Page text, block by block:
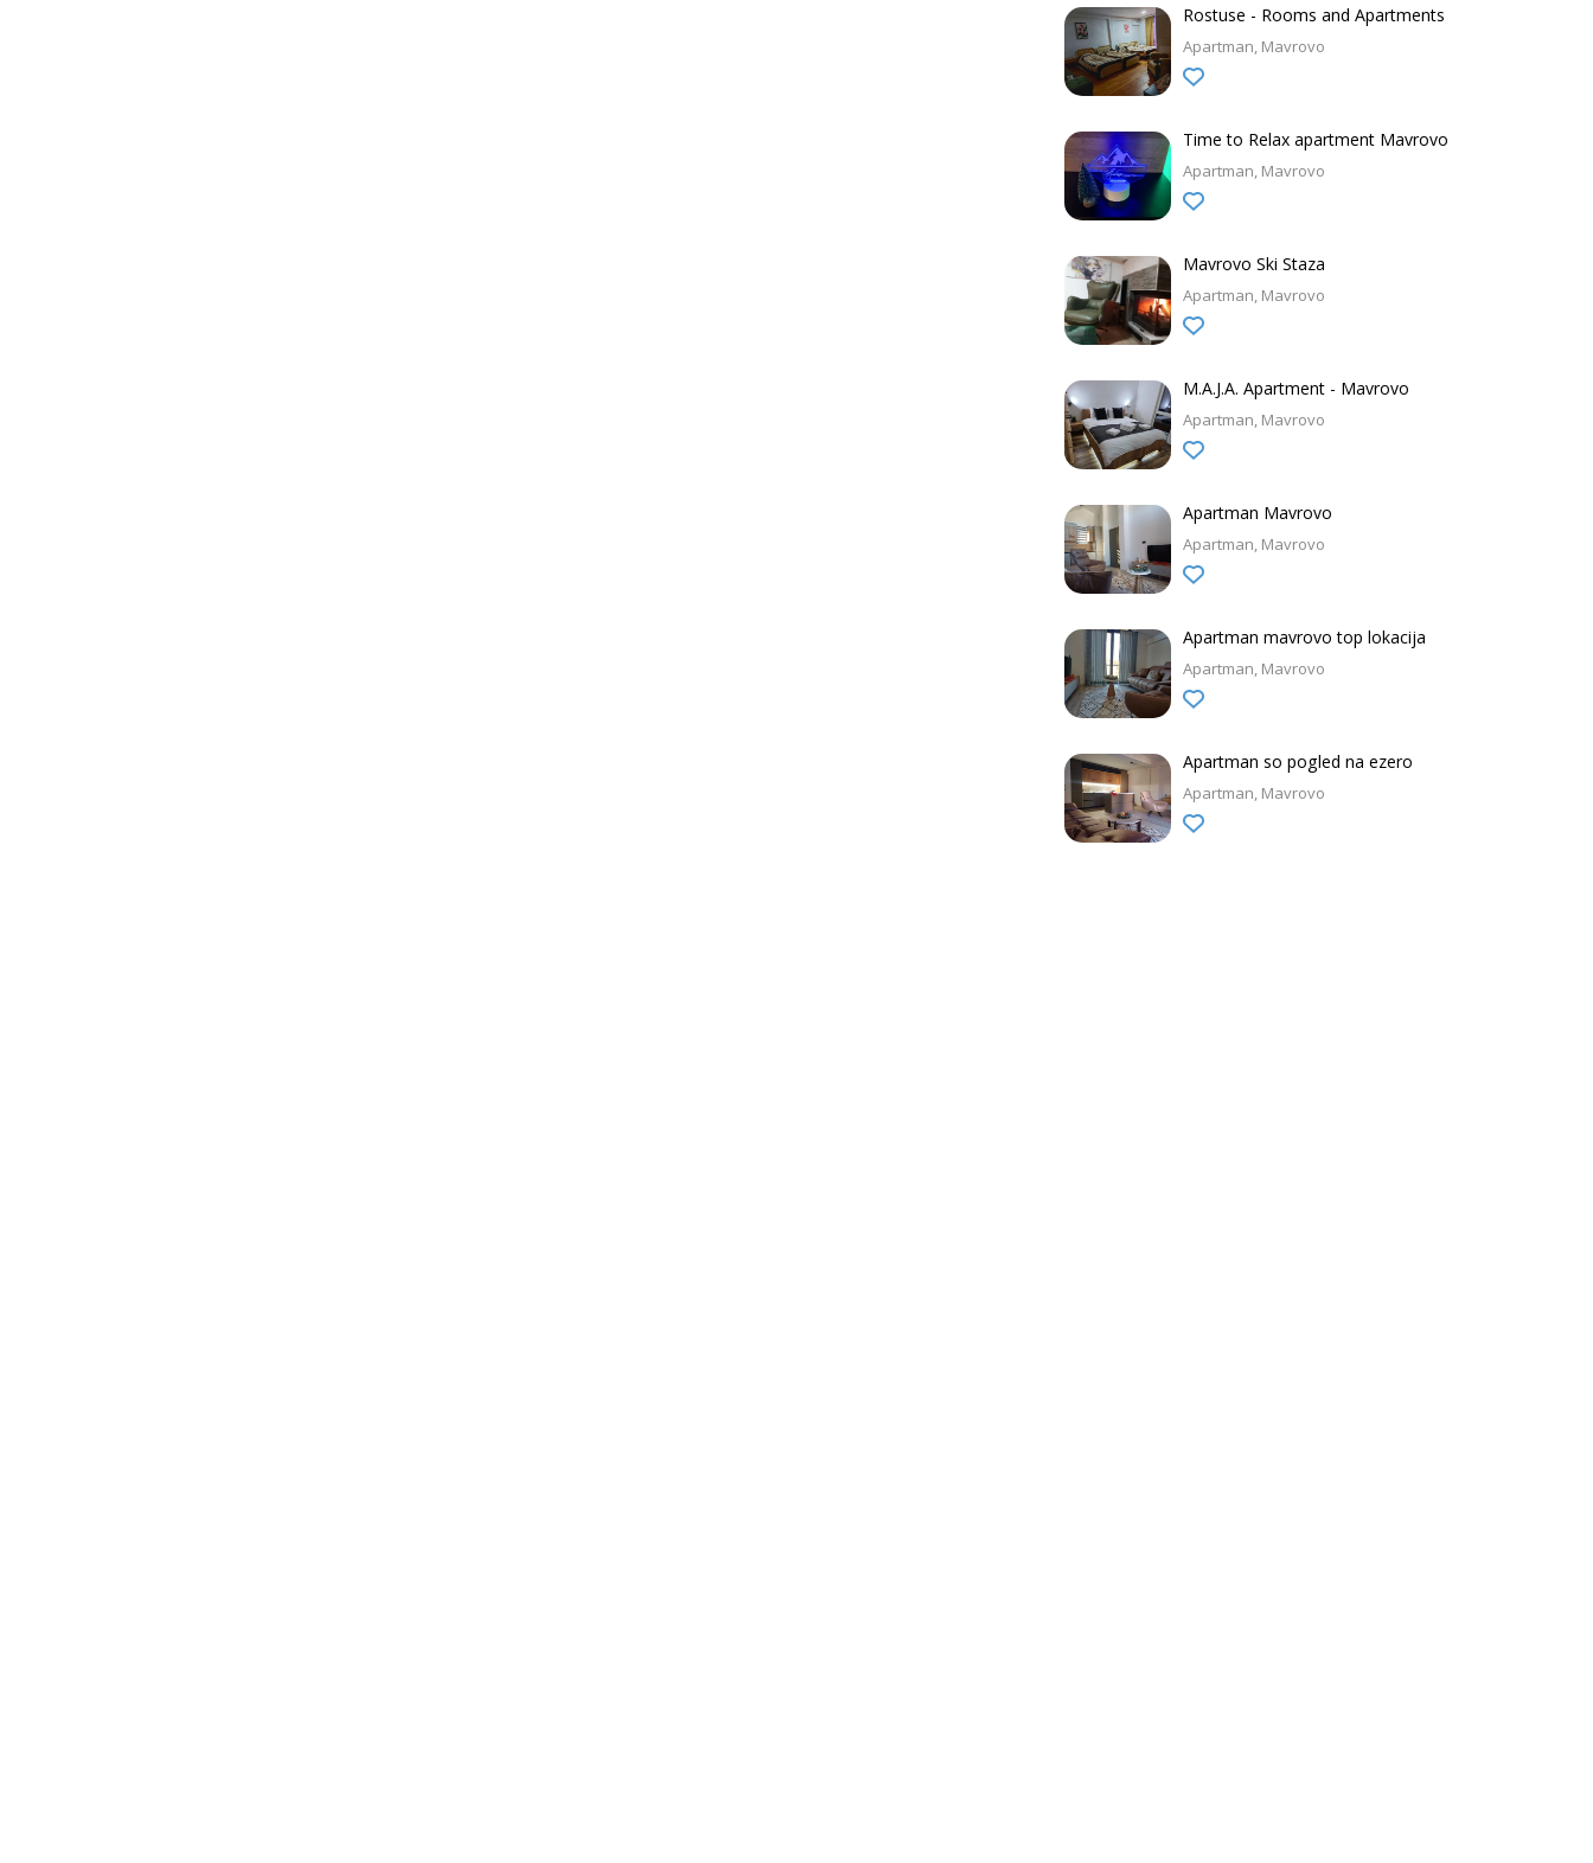
Rostuse - Rooms and Apartments
Apartman Mavrovo
Time to Relax apartment Mavrovo
Apartman Mavrovo
Mavrovo Ski Staza
Apartman Mavrovo
M.A.J.A. Apartment - Mavrovo
Apartman Mavrovo
Apartman Mavrovo
Apartman Mavrovo
Apartman mavrovo top lokacija
Apartman Mavrovo
Apartman so pogled na ezero
Apartman Mavrovo